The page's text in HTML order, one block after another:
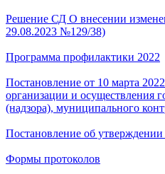
Решение СД О внесении
29.08.2023 №129/38)
Программа профилактики 2022
Постановление от 10 марта
организации и осуществления
(надзора), муниципального
Постановление об
Формы протоколов